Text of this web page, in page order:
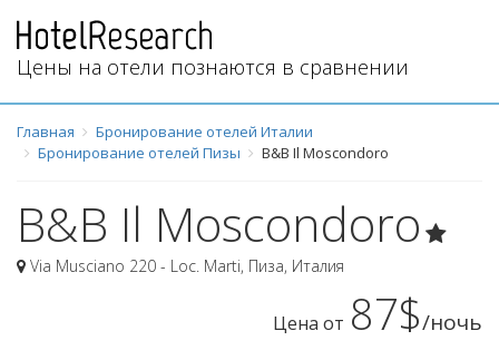
Цены на отели познаются в сравнении
Главная
Бронирование отелей Италии
Бронирование отелей Пизы
B&B Il Moscondoro
B&B Il Moscondoro
Via Musciano 220 - Loc. Marti, Пиза, Италия
Цена от 87$/ночь